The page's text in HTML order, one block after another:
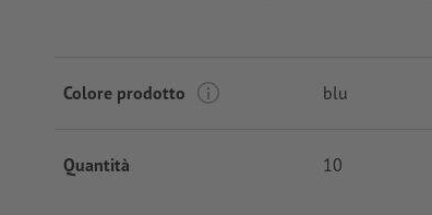
Colore prodotto blu
Quantità 10